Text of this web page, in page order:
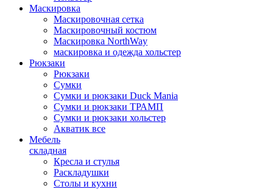
Маскировка
Маскировочная сетка
Маскировочный костюм
Маскировка NorthWay
маскировка и одежда хольстер
Рюкзаки
Рюкзаки
Сумки
Сумки и рюкзаки Duck Mania
Сумки и рюкзаки ТРАМП
Сумки и рюкзаки хольстер
Акватик все
Мебель
складная
Кресла и стулья
Раскладушки
Столы и кухни